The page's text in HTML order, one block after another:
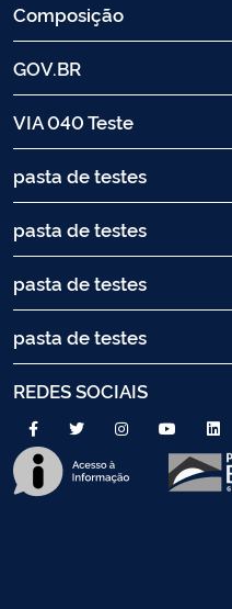
Composição
GOV.BR
VIA 040 Teste
pasta de testes
pasta de testes
pasta de testes
pasta de testes
REDES SOCIAIS